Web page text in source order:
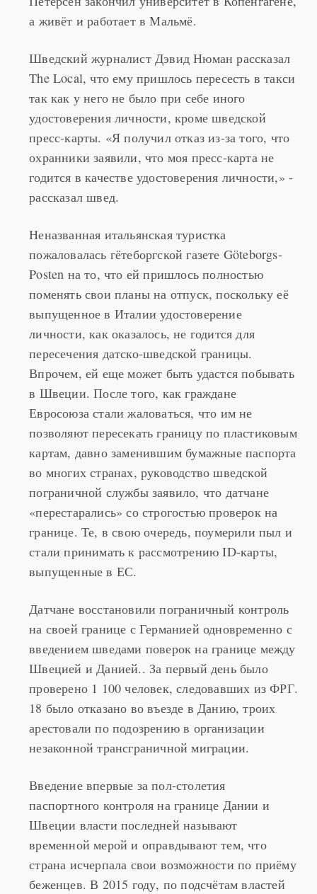
Петерсен закончил университет в Копенгагене,
Шведский журналист Дэвид Нюман рассказал
The Local, что ему пришлось пересесть в такси
так как у него не было при себе иного
удостоверения личности, кроме шведской
пресс-карты. «Я получил отказ из-за того, что
охранники заявили, что моя пресс-карта не
годится в качестве удостоверения личности,» -
Неназванная итальянская туристка
пожаловалась гётеборгской газете Göteborgs-
Posten на то, что ей пришлось полностью
поменять свои планы на отпуск, поскольку её
выпущенное в Италии удостоверение
личности, как оказалось, не годится для
пересечения датско-шведской границы.
Впрочем, ей еще может быть удастся побывать
в Швеции. После того, как граждане
Евросоюза стали жаловаться, что им не
позволяют пересекать границу по пластиковым
картам, давно заменившим бумажные паспорта
во многих странах, руководство шведской
пограничной службы заявило, что датчане
«перестарались» со строгостью проверок на
границе. Те, в свою очередь, поумерили пыл и
стали принимать к рассмотрению ID-карты,
Датчане восстановили пограничный контроль
на своей границе с Германией одновременно с
введением шведами поверок на границе между
Швецией и Данией.. За первый день было
проверено 1 100 человек, следовавших из ФРГ.
18 было отказано во въезде в Данию, троих
арестовали по подозрению в организации
Введение впервые за пол-столетия
паспортного контроля на границе Дании и
Швеции власти последней называют
временной мерой и оправдывают тем, что
страна исчерпала свои возможности по приёму